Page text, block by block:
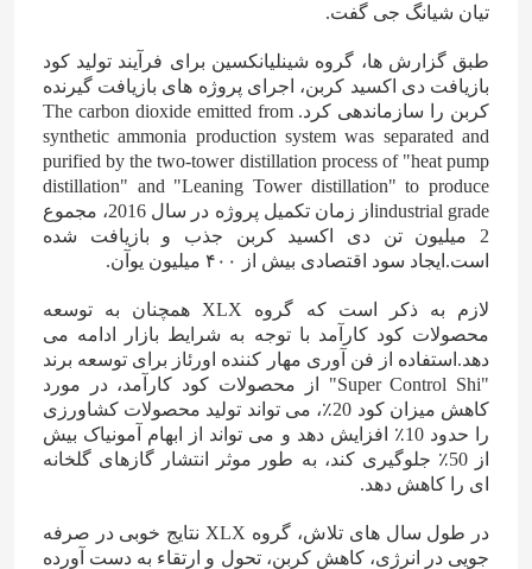
تیان شیانگ جی گفت.
طبق گزارش ها، گروه شینلیانکسین برای فرآیند تولید کود
بازیافت دی اکسید کربن، اجرای پروژه های بازیافت گیرنده
کربن را سازماندهی کرد. The carbon dioxide emitted from
synthetic ammonia production system was separated and
purified by the two-tower distillation process of "heat pump
distillation" and "Leaning Tower distillation" to produce
industrial gradeاز زمان تکمیل پروژه در سال 2016، مجموع
2 میلیون تن دی اکسید کربن جذب و بازیافت شده
است.ایجاد سود اقتصادی بیش از ۴۰۰ میلیون یوآن.
لازم به ذکر است که گروه XLX همچنان به توسعه
محصولات کود کارآمد با توجه به شرایط بازار ادامه می
دهد.استفاده از فن آوری مهار کننده اورئاز برای توسعه برند
"Super Control Shi" از محصولات کود کارآمد، در مورد
کاهش میزان کود 20٪، می تواند تولید محصولات کشاورزی
را حدود 10٪ افزایش دهد و می تواند از ابهام آمونیاک بیش
از 50٪ جلوگیری کند، به طور موثر انتشار گازهای گلخانه
ای را کاهش دهد.
در طول سال های تلاش، گروه XLX نتایج خوبی در صرفه
جویی در انرژی، کاهش کربن، تحول و ارتقاء به دست آورده